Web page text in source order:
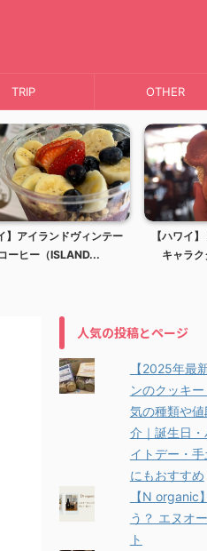
TRIP OTHER
ワイ】ミッキー他ディズニー
キャラクターに会える！予...
【ハ
ア
人気の投稿とページ
【2025年最
ンのクッキ
気の種類や
介｜誕生日
イトデー・
にもおすすめ
【N organic
う？ エヌオ
ト